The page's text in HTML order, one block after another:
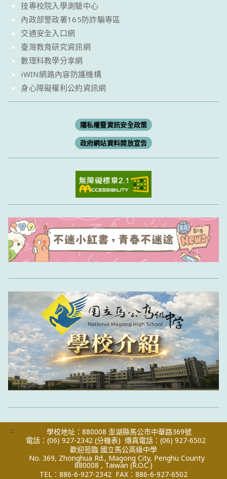
技專校院入學測驗中心
內政部警政署165防詐騙專區
交通安全入口網
臺灣教育研究資訊網
數理科教學分享網
iWIN網路內容防護機構
身心障礙權利公約資訊網
隱私權暨資訊安全政策
政府網站資料開放宣告
:::
學校地址：880008 澎湖縣馬公市中華路369號
電話：(06) 927-2342 (分機表) 傳真電話：(06) 927-6502
歡迎蒞臨 國立馬公高級中學
No. 369, Zhonghua Rd., Magong City, Penghu County
880008 , Taiwan (R.O.C.)
TEL：886-6-927-2342 FAX：886-6-927-6502